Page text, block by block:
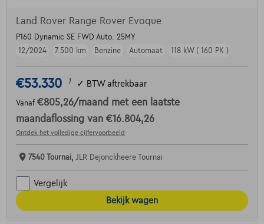
Land Rover Range Rover Evoque
P160 Dynamic SE FWD Auto. 25MY
12/2024
7.500 km Benzine Automaat 118 kW ( 160 PK )
€53.330 1 ✓ BTW aftrekbaar
Vanaf €805,26/maand met een laatste
maandaflossing van €16.804,26
Ontdek het volledige cijfervoorbeeld
7540 Tournai, JLR Dejonckheere Tournai
Vergelijk
Bekijk wagen